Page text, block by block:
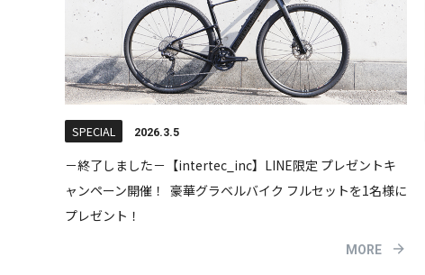
SPECIAL 2026.3.5
－終了しました－【intertec_inc】LINE限定 プレゼントキ
ャンペーン開催！ 豪華グラベルバイク フルセットを1名様に
プレゼント！
MORE